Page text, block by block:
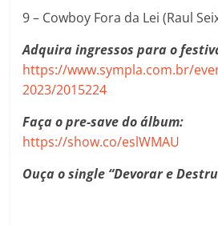
9 – Cowboy Fora da Lei (Raul
Adquira ingressos para o
https://www.sympla.com.br/
2023/2015224
Faça o pre-save do álbum:
https://show.co/eslWMAU
Ouça o single “Devorar e